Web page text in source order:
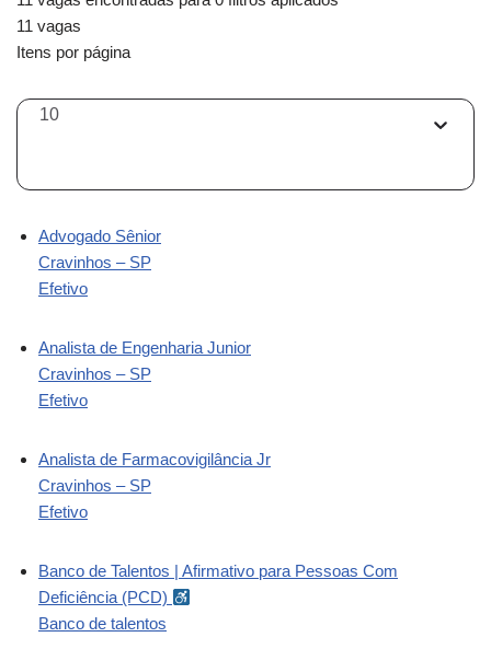
11 vagas
Itens por página
10
Advogado Sênior
Cravinhos – SP
Efetivo
Analista de Engenharia Junior
Cravinhos – SP
Efetivo
Analista de Farmacovigilância Jr
Cravinhos – SP
Efetivo
Banco de Talentos | Afirmativo para Pessoas Com
Deficiência (PCD)
Banco de talentos